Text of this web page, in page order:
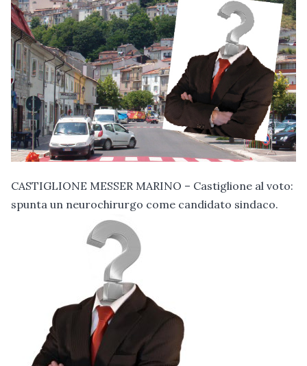
CASTIGLIONE MESSER MARINO – Castiglione al voto:
spunta un neurochirurgo come candidato sindaco.